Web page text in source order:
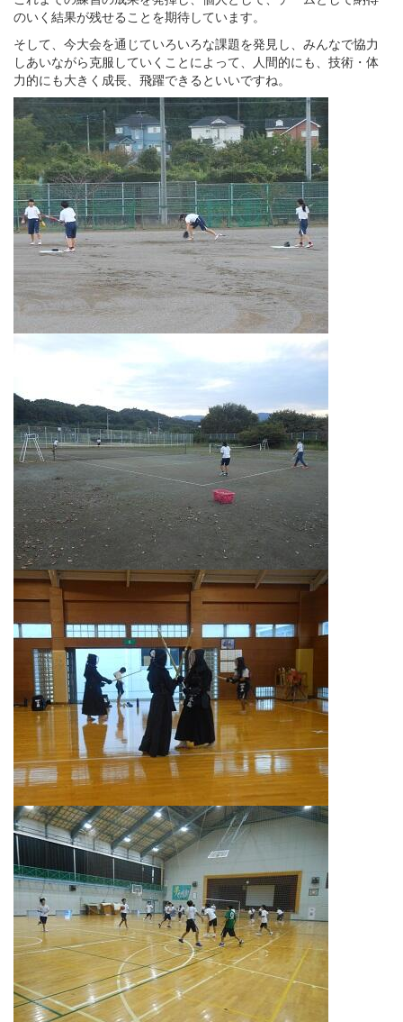
のいく結果が残せることを期待しています。
そして、今大会を通じていろいろな課題を発見し、みんなで協力
しあいながら克服していくことによって、人間的にも、技術・体
力的にも大きく成長、飛躍できるといいですね。